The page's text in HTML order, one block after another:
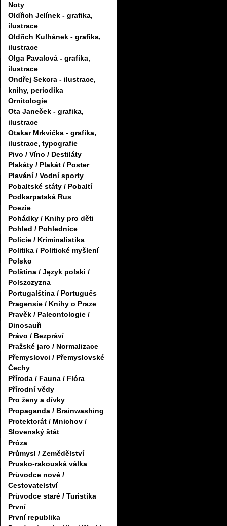
Noty
Oldřich Jelínek - grafika,
ilustrace
Oldřich Kulhánek - grafika,
ilustrace
Olga Pavalová - grafika,
ilustrace
Ondřej Sekora - ilustrace,
knihy, periodika
Ornitologie
Ota Janeček - grafika,
ilustrace
Otakar Mrkvička - grafika,
ilustrace, typografie
Pivo / Víno / Destiláty
Plakáty / Plakát / Poster
Plavání / Vodní sporty
Pobaltské státy / Pobaltí
Podkarpatská Rus
Poezie
Pohádky / Knihy pro děti
Pohled / Pohlednice
Policie / Kriminalistika
Politika / Politické myšlení
Polsko
Polština / Język polski /
Polszczyzna
Portugalština / Português
Pragensie / Knihy o Praze
Pravěk / Paleontologie /
Dinosauři
Právo / Bezpráví
Pražské jaro / Normalizace
Přemyslovci / Přemyslovské
Čechy
Příroda / Fauna / Flóra
Přírodní vědy
Pro ženy a dívky
Propaganda / Brainwashing
Protektorát / Mnichov /
Slovenský štát
Próza
Průmysl / Zemědělství
Prusko-rakouská válka
Průvodce nové /
Cestovatelství
Průvodce staré / Turistika
První
První republika